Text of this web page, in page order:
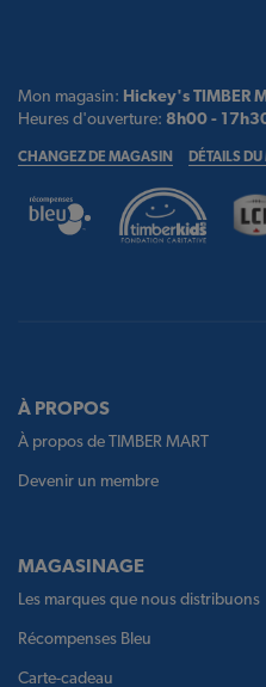
Mon magasin: Hickey's TIMBER
Heures d'ouverture: 8h00 -
CHANGEZ DE MAGASIN DÉTAILS
À PROPOS
À propos de TIMBER MART
Devenir un membre
MAGASINAGE
Les marques que nous distribuons
Récompenses Bleu
Carte-cadeau